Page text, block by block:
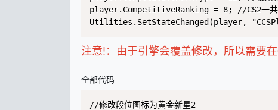
player.CompetitiveRanking = 8; //CS2一共
Utilities.SetStateChanged(player,
注意!：由于引擎会覆盖修改，所以需要
全部代码
//修改段位图标为黄金新星2